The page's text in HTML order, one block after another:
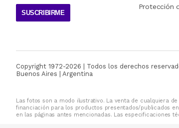
SUSCRIBIRME
Protección
Copyright 1972-2026 | Todos los derechos
Buenos Aires | Argentina
Las fotos son a modo ilustrativo. La venta de cualquiera
financiación para los productos presentados/publicados
en las páginas antes mencionadas. Las especificaciones